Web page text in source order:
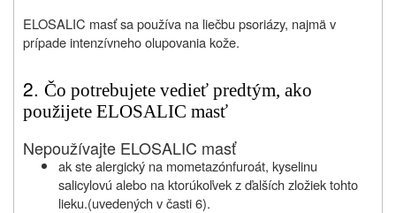
ELOSALIC masť sa používa na liečbu psoriázy, najmä v
prípade intenzívneho olupovania kože.
2. Čo potrebujete vedieť predtým, ako
použijete ELOSALIC masť
Nepoužívajte ELOSALIC masť
ak ste alergický na mometazónfuroát, kyselinu
salicylovú alebo na ktorúkoľvek z ďalších zložiek tohto
lieku.(uvedených v časti 6).